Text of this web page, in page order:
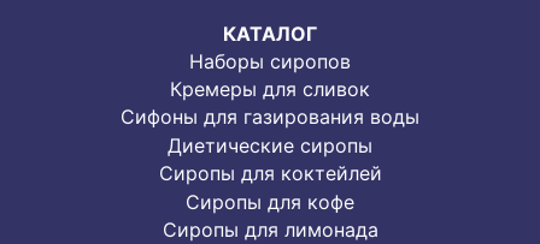
КАТАЛОГ
Наборы сиропов
Кремеры для сливок
Сифоны для газирования воды
Диетические сиропы
Сиропы для коктейлей
Сиропы для кофе
Сиропы для лимонада